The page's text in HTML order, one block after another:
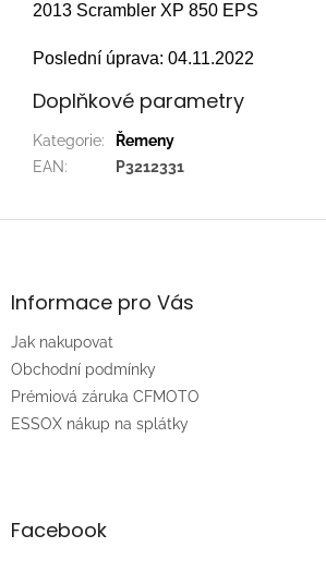
2013 Scrambler XP 850 EPS
Poslední úprava: 04.11.2022
Doplňkové parametry
Kategorie:
Řemeny
EAN: P3212331
Z
aInformace pro Vás
Jak nakupovat
Obchodní podmínky
Prémiová záruka CFMOTO
ESSOX nákup na splátky
Facebook